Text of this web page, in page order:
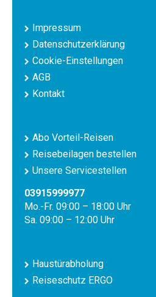
Impressum
Datenschutzerklärung
Cookie-Einstellungen
AGB
Kontakt
Abo Vorteil-Reisen
Reisebeilagen bestellen
Unsere Servicestellen
03915999977
Mo.-Fr. 09:00 – 18:00 Uhr
Sa. 09:00 – 12:00 Uhr
Haustürabholung
Reiseschutz ERGO